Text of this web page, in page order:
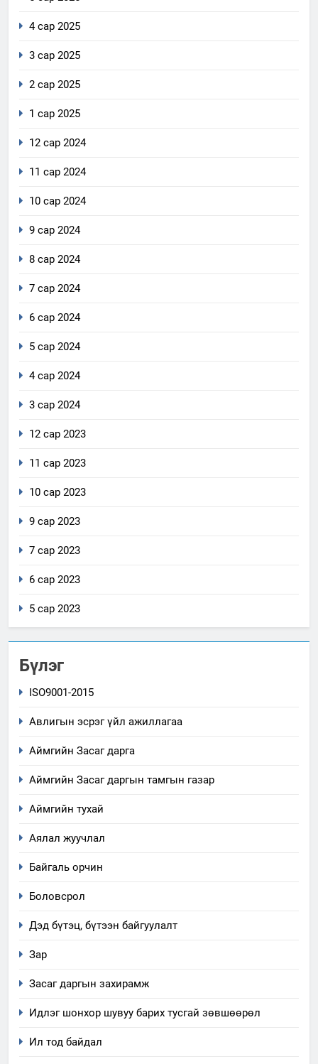
4 сар 2025
3 сар 2025
2 сар 2025
1 сар 2025
12 сар 2024
11 сар 2024
10 сар 2024
9 сар 2024
8 сар 2024
7 сар 2024
6 сар 2024
5 сар 2024
4 сар 2024
3 сар 2024
12 сар 2023
11 сар 2023
10 сар 2023
9 сар 2023
7 сар 2023
6 сар 2023
5 сар 2023
Бүлэг
ISO9001-2015
Авлигын эсрэг үйл ажиллагаа
Аймгийн Засаг дарга
Аймгийн Засаг даргын тамгын газар
Аймгийн тухай
Аялал жуучлал
Байгаль орчин
Боловсрол
Дэд бүтэц, бүтээн байгуулалт
Зар
Засаг даргын захирамж
Идлэг шонхор шувуу барих тусгай зөвшөөрөл
Ил тод байдал